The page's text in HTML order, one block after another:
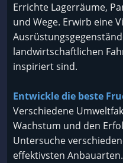
Errichte Lagerräume,
und Wege. Erwirb eine
landwirtschaftlichen
inspiriert sind.
Entwickle die beste
Verschiedene
Wachstum und den
Untersuche
effektivsten